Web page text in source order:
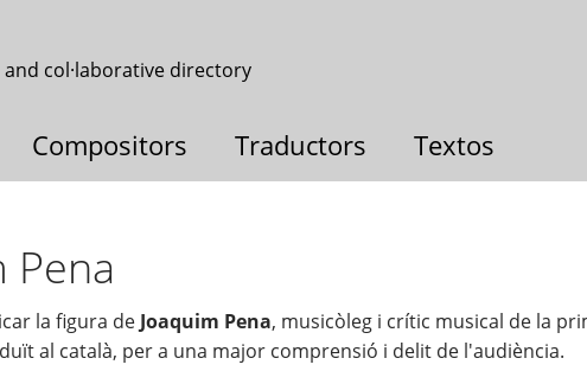
and col·laborative directory
Compositors Traductors Textos
Pena
la figura de Joaquim Pena, musicòleg i crític musical de la
al català, per a una major comprensió i delit de l'audiència.